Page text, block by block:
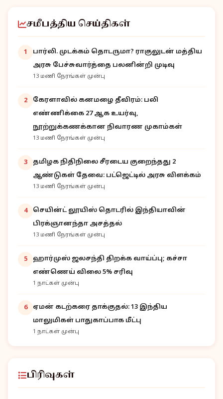
சமீபத்திய செய்திகள்
1
பார்லி. முடக்கம் தொடருமா? ராகுலுடன் மத்திய
அரசு பேச்சுவார்த்தை பலனின்றி முடிவு
13 மணி நேரங்கள் முன்பு
2
கேரளாவில் கனமழை தீவிரம்: பலி
எண்ணிக்கை 27 ஆக உயர்வு,
நூற்றுக்கணக்கான நிவாரண முகாம்கள்
13 மணி நேரங்கள் முன்பு
3
தமிழக நிதிநிலை சீரடைய குறைந்தது 2
ஆண்டுகள் தேவை: பட்ஜெட்டில் அரசு விளக்கம்
13 மணி நேரங்கள் முன்பு
4
செயின்ட் லூயிஸ் தொடரில் இந்தியாவின்
பிரக்ஞானந்தா அசத்தல்
13 மணி நேரங்கள் முன்பு
5
ஹார்முஸ் ஜலசந்தி திறக்க வாய்ப்பு; கச்சா
எண்ணெய் விலை 5% சரிவு
1 நாட்கள் முன்பு
6
ஏமன் கடற்கரை தாக்குதல்: 13 இந்திய
மாலுமிகள் பாதுகாப்பாக மீட்பு
1 நாட்கள் முன்பு
பிரிவுகள்